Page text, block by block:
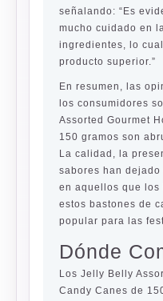
señalando: “Es
mucho cuidado en
ingredientes, lo
producto superior.”
En resumen, las
los consumidores
Assorted Gourmet
150 gramos son
La calidad, la
sabores han
en aquellos que los
estos bastones de
popular para las
Dónde
Los Jelly Belly
Candy Canes de